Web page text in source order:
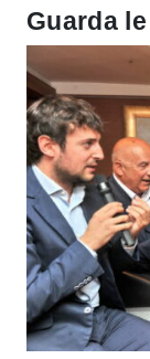
Guarda